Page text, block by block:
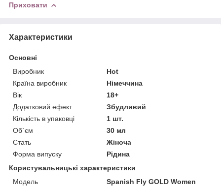
Приховати
Характеристики
Основні
Виробник
Hot
Країна виробник
Німеччина
Вік
18+
Додатковий ефект
Збудливий
Кількість в упаковці
1 шт.
Об`єм
30 мл
Стать
Жіноча
Форма випуску
Рідина
Користувальницькі характеристики
Модель
Spanish Fly GOLD Women